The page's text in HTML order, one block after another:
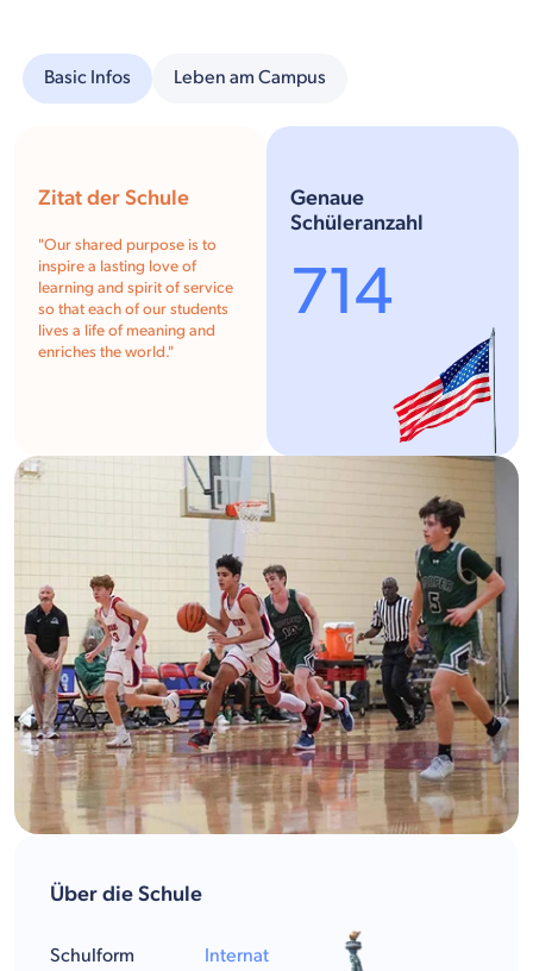
Basic Infos Leben am Campus
Über die Schule
Schulform Internat
Zitat der Schule
"Our shared purpose is to
inspire a lasting love of
learning and spirit of service
so that each of our students
lives a life of meaning and
enriches the world."
Genaue
Schüleranzahl
714